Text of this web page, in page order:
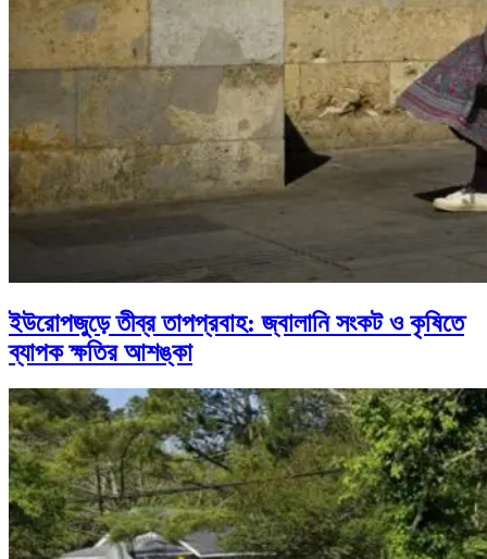
ইউরোপজুড়ে তীব্র তাপপ্রবাহ: জ্বালানি সংকট ও কৃষিতে
ব্যাপক ক্ষতির আশঙ্কা